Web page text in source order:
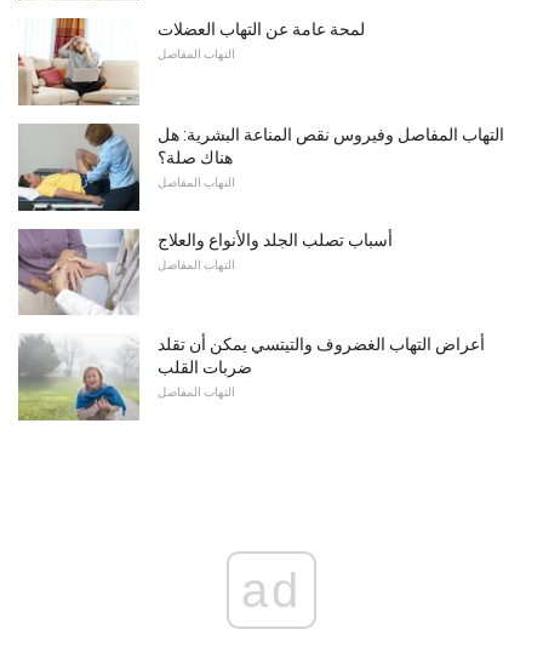
لمحة عامة عن التهاب العضلات
التهاب المفاصل
التهاب المفاصل وفيروس نقص المناعة البشرية: هل
هناك صلة؟
التهاب المفاصل
أسباب تصلب الجلد والأنواع والعلاج
التهاب المفاصل
أعراض التهاب الغضروف والتيتسي يمكن أن تقلد
ضربات القلب
التهاب المفاصل
ad